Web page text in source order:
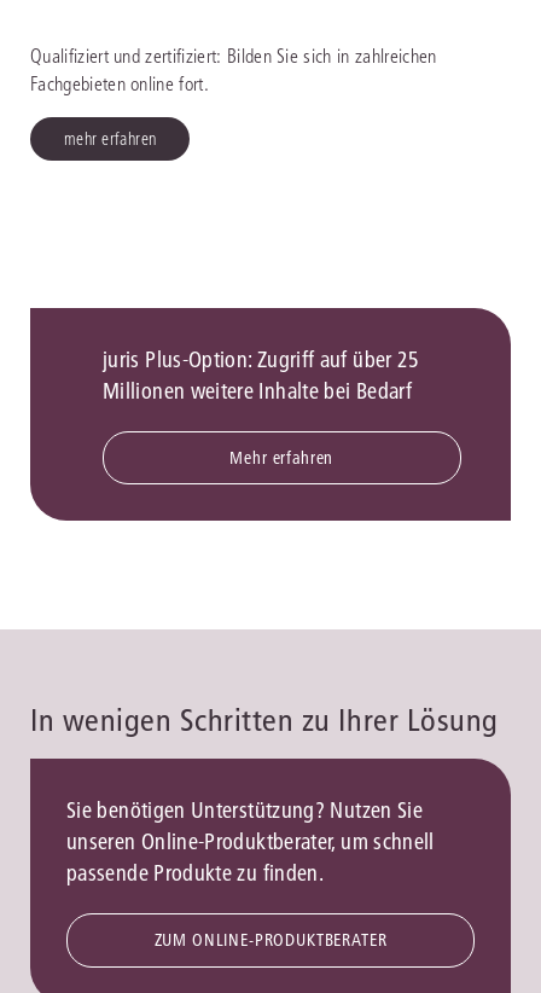
Qualifiziert und zertifiziert: Bilden Sie sich in zahlreichen
Fachgebieten online fort.
mehr erfahren
juris Plus-Option: Zugriff auf über 25
Millionen weitere Inhalte bei Bedarf
Mehr erfahren
In wenigen Schritten zu Ihrer Lösung
Sie benötigen Unterstützung? Nutzen Sie
unseren Online-Produktberater, um schnell
passende Produkte zu finden.
ZUM ONLINE-PRODUKTBERATER